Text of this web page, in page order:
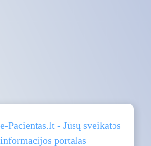
e-Pacientas.lt - Jūsų sveikatos
informacijos portalas